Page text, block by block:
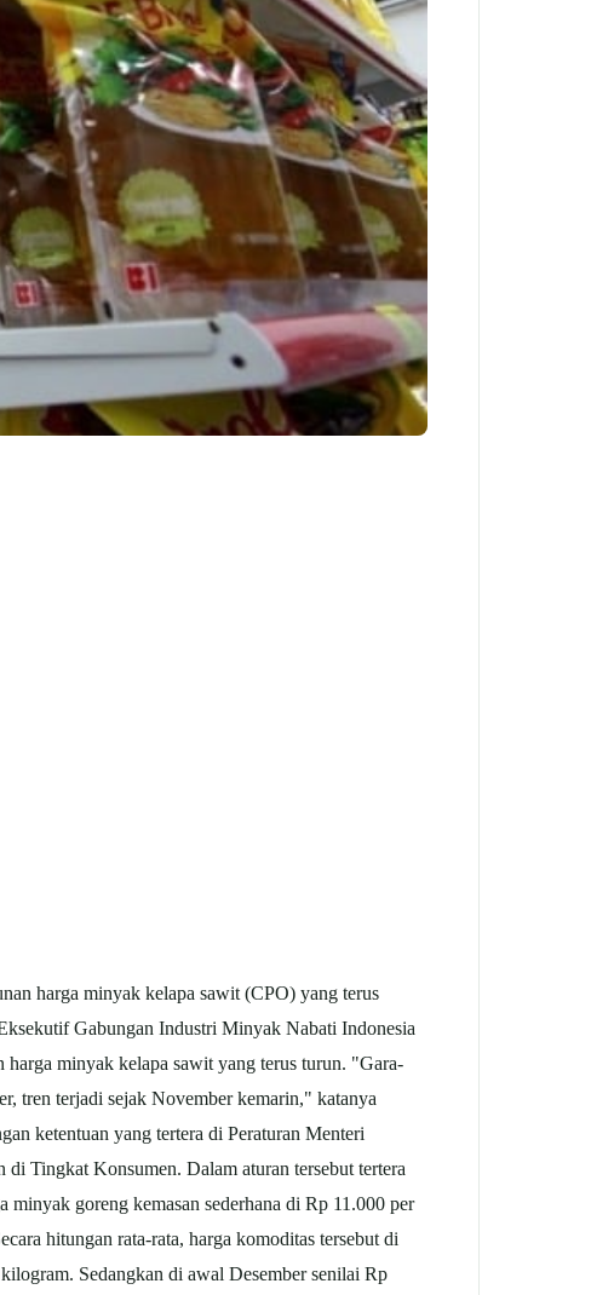
harga minyak kelapa sawit (CPO) yang terus
Gabungan Industri Minyak Nabati Indonesia
minyak kelapa sawit yang terus turun. "Gara-
tren terjadi sejak November kemarin," katanya
ketentuan yang tertera di Peraturan Menteri
Tingkat Konsumen. Dalam aturan tersebut tertera
goreng kemasan sederhana di Rp 11.000 per
hitungan rata-rata, harga komoditas tersebut di
Sedangkan di awal Desember senilai Rp